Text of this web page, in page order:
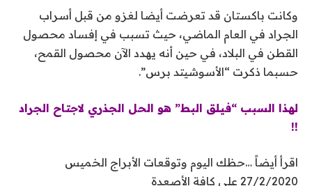
وكانت باكستان قد تعرضت أيضا لغزو من قبل أسراب
الجراد في العام الماضي، حيث تسبب في إفساد محصول
القطن في البلاد، في حين أنه يهدد الآن محصول القمح،
حسبما ذكرت “الأسوشيتد برس”.
لهذا السبب “فيلق البط” هو الحل الجذري لاجتاح الجراد
!!
اقرأ أيضاً …حظك اليوم وتوقعات الأبراج الخميس
27/2/2020 على كافة الأصعدة